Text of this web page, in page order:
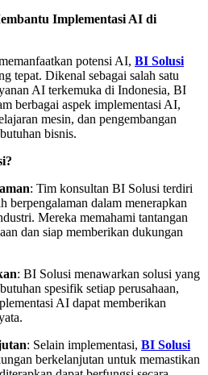
Implementasi AI di
potensi AI, BI Solusi
tepat. Dikenal sebagai salah satu
AI terkemuka di Indonesia, BI
berbagai aspek implementasi AI,
mesin, dan pengembangan
bisnis.
: Tim konsultan BI Solusi terdiri
berpengalaman dalam menerapkan
Mereka memahami tantangan
dan siap memberikan dukungan
: BI Solusi menawarkan solusi yang
spesifik setiap perusahaan,
AI dapat memberikan
: Selain implementasi, BI Solusi
berkelanjutan untuk memastikan